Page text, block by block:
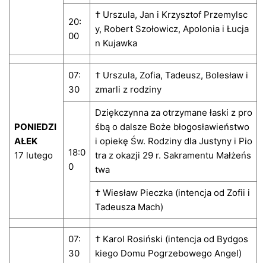
20:
00
† Urszula, Jan i Krzysztof Przemylsc
y, Robert Szołowicz, Apolonia i Łucja
n Kujawka
PONIEDZI
AŁEK
17 lutego
07:
30
† Urszula, Zofia, Tadeusz, Bolesław i
zmarli z rodziny
18:0
0
Dziękczynna za otrzymane łaski z pro
śbą o dalsze Boże błogosławieństwo
i opiekę Św. Rodziny dla Justyny i Pio
tra z okazji 29 r. Sakramentu Małżeńs
twa
† Wiesław Pieczka (intencja od Zofii i
Tadeusza Mach)
07:
30
† Karol Rosiński (intencja od Bydgos
kiego Domu Pogrzebowego Angel)